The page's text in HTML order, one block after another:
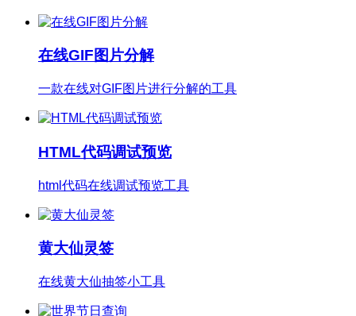
在线GIF图片分解
一款在线对GIF图片进行分解的工具
HTML代码调试预览
html代码在线调试预览工具
黄大仙灵签
在线黄大仙抽签小工具